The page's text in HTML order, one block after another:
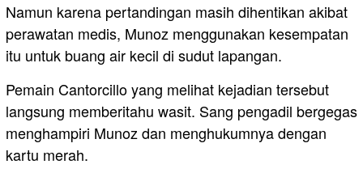
Namun karena pertandingan masih dihentikan akibat
perawatan medis, Munoz menggunakan kesempatan
itu untuk buang air kecil di sudut lapangan.
Pemain Cantorcillo yang melihat kejadian tersebut
langsung memberitahu wasit. Sang pengadil bergegas
menghampiri Munoz dan menghukumnya dengan
kartu merah.